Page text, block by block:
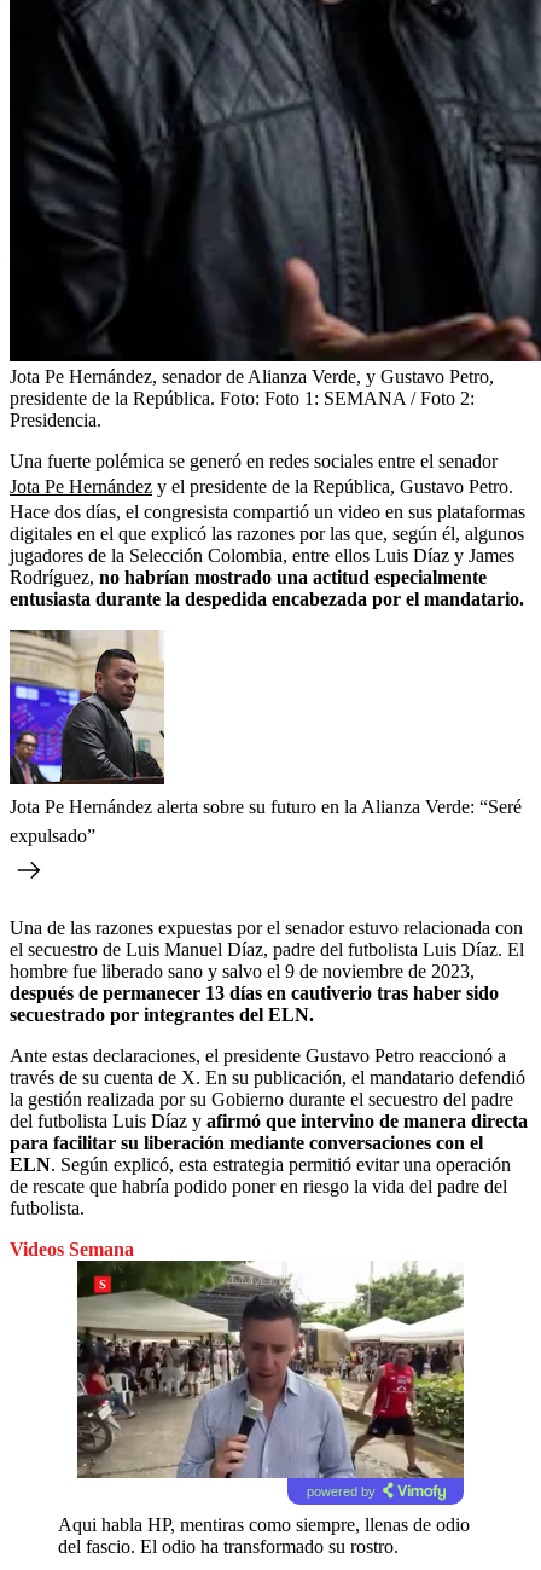
Jota Pe Hernández, senador de Alianza Verde, y Gustavo Petro,
presidente de la República. Foto: Foto 1: SEMANA / Foto 2:
Presidencia.
Una fuerte polémica se generó en redes sociales entre el senador
Jota Pe Hernández y el presidente de la República, Gustavo Petro.
Hace dos días, el congresista compartió un video en sus plataformas
digitales en el que explicó las razones por las que, según él, algunos
jugadores de la Selección Colombia, entre ellos Luis Díaz y James
Rodríguez, no habrían mostrado una actitud especialmente
entusiasta durante la despedida encabezada por el mandatario.
Jota Pe Hernández alerta sobre su futuro en la Alianza Verde: “Seré
expulsado”
Una de las razones expuestas por el senador estuvo relacionada con
el secuestro de Luis Manuel Díaz, padre del futbolista Luis Díaz. El
hombre fue liberado sano y salvo el 9 de noviembre de 2023,
después de permanecer 13 días en cautiverio tras haber sido
secuestrado por integrantes del ELN.
Ante estas declaraciones, el presidente Gustavo Petro reaccionó a
través de su cuenta de X. En su publicación, el mandatario defendió
la gestión realizada por su Gobierno durante el secuestro del padre
del futbolista Luis Díaz y afirmó que intervino de manera directa
para facilitar su liberación mediante conversaciones con el
ELN. Según explicó, esta estrategia permitió evitar una operación
de rescate que habría podido poner en riesgo la vida del padre del
futbolista.
Videos Semana
powered by
Aqui habla HP, mentiras como siempre, llenas de odio
del fascio. El odio ha transformado su rostro.